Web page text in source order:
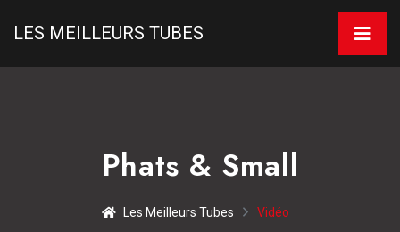
LES MEILLEURS TUBES
Phats & Small
Les Meilleurs Tubes Vidéo